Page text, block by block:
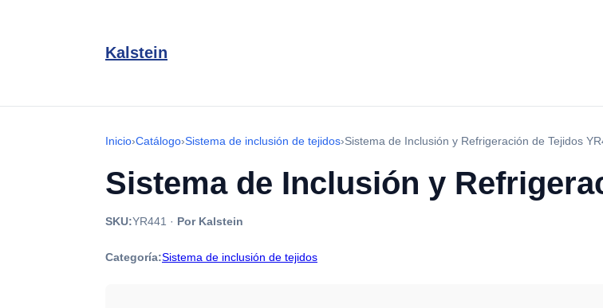
Kalstein
Inicio›Catálogo›Sistema de inclusión de tejidos›Sistema de Inclusión y Refrigeración de Tejidos
Sistema de Inclusión y
SKU:YR441 · Por Kalstein
Categoría:Sistema de inclusión de tejidos